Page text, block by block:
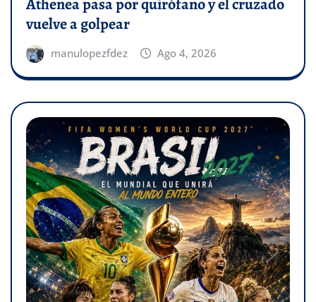
Athenea pasa por quirófano y el cruzado
vuelve a golpear
manulopezfdez Ago 4, 2026